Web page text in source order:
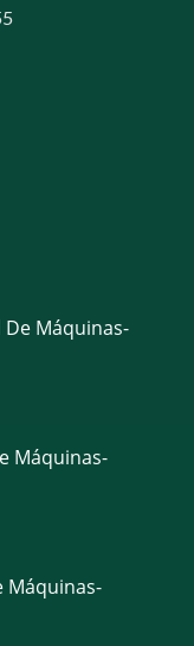
De Máquinas-
Máquinas-
Máquinas-